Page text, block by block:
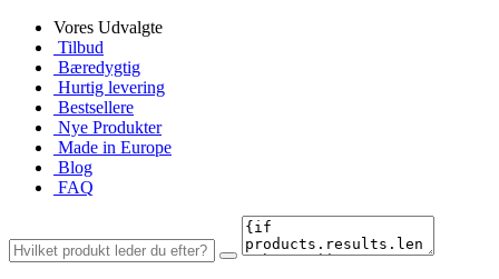
Vores Udvalgte
Tilbud
Bæredygtig
Hurtig levering
Bestsellere
Nye Produkter
Made in Europe
Blog
FAQ